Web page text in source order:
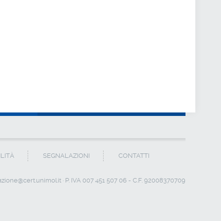
SEGNALAZIONI CONTATTI
· P. IVA 007 451 507 06 - C.F. 92008370709